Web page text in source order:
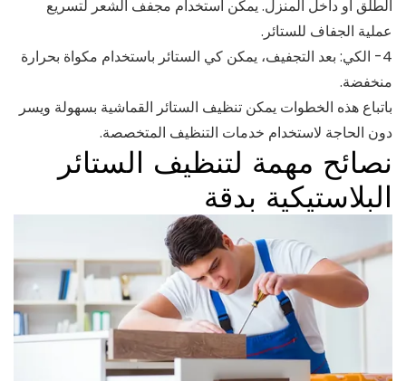
الطلق أو داخل المنزل. يمكن استخدام مجفف الشعر لتسريع
عملية الجفاف للستائر.
4- الكي: بعد التجفيف، يمكن كي الستائر باستخدام مكواة بحرارة
منخفضة.
باتباع هذه الخطوات يمكن تنظيف الستائر القماشية بسهولة ويسر
دون الحاجة لاستخدام خدمات التنظيف المتخصصة.
نصائح مهمة لتنظيف الستائر
البلاستيكية بدقة